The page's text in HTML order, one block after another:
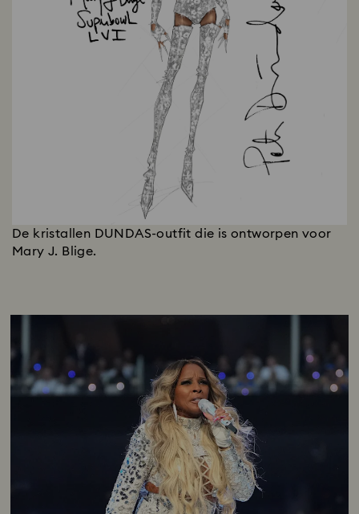
De kristallen DUNDAS-outfit die is ontworpen voor
Mary J. Blige.